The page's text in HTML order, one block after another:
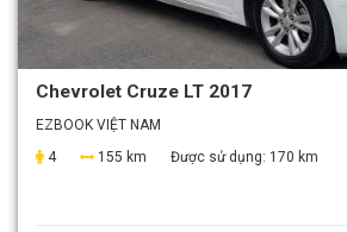
Chevrolet Cruze LT 2017
EZBOOK VIỆT NAM
4
155 km Được sử dụng: 170 km